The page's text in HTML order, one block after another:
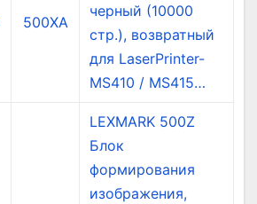
500XA
черный (10000
стр.), возвратный
для LaserPrinter-
MS410 / MS415…
LEXMARK 500Z
Блок
формирования
изображения,